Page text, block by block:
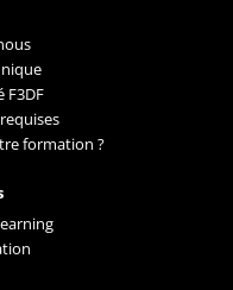
F3DF
formation ?